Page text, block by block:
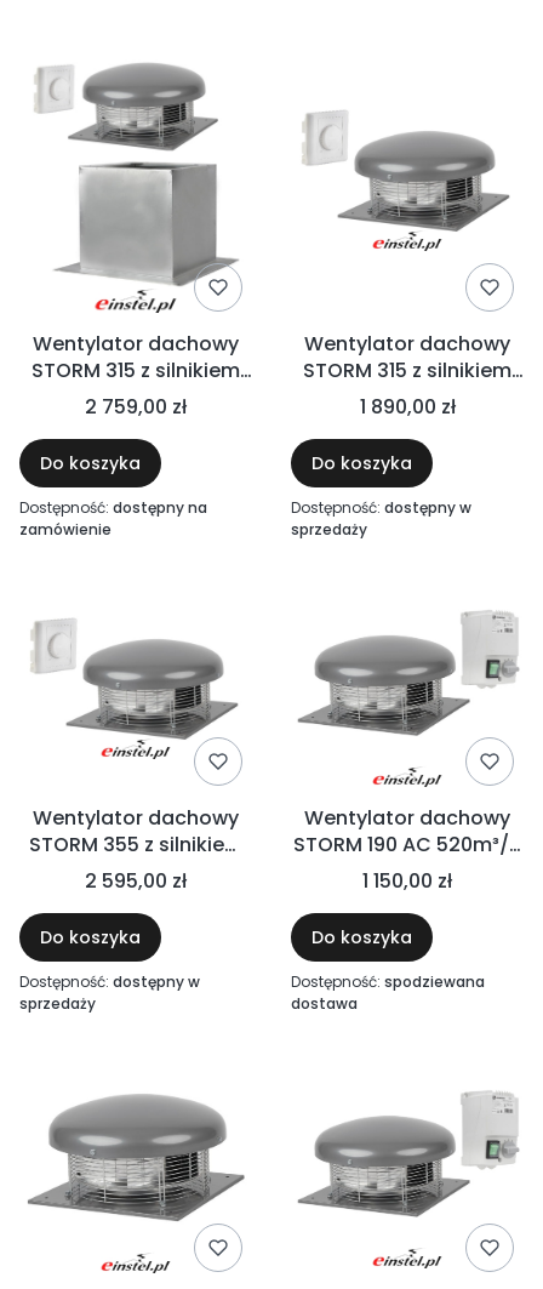
Wentylator dachowy
STORM 315 z silnikiem
EC - 2250m3/h +
PODSTAWA DACHOWA
KĄTOWA + REGULATOR
OBROTÓW
2 759,00 zł
Do koszyka
Dostępność: dostępny na
zamówienie
Wentylator dachowy
STORM 315 z silnikiem
EC - 2250m3/h z
płynnym regulatorem
obrotów -
elektroniczna kontrola
obrotów
1 890,00 zł
Do koszyka
Dostępność: dostępny w
sprzedaży
Wentylator dachowy
STORM 355 z silnikiem
EC - 3600m3/h z
płynnym regulatorem
obrotów -
elektroniczna kontrola
obrotów
2 595,00 zł
Do koszyka
Dostępność: dostępny w
sprzedaży
Wentylator dachowy
STORM 190 AC 520m³/h
+ regulator obrotów
1 150,00 zł
Do koszyka
Dostępność: spodziewana
dostawa